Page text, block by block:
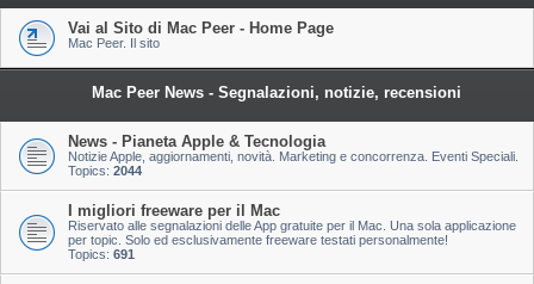
Vai al Sito di Mac Peer - Home Page
Mac Peer. Il sito
Mac Peer News - Segnalazioni, notizie, recensioni
News - Pianeta Apple & Tecnologia
Notizie Apple, aggiornamenti, novità. Marketing e concorrenza. Eventi Speciali.
Topics: 2044
I migliori freeware per il Mac
Riservato alle segnalazioni delle App gratuite per il Mac. Una sola applicazione
per topic. Solo ed esclusivamente freeware testati personalmente!
Topics: 691